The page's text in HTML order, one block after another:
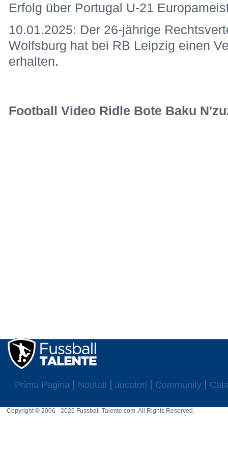
Erfolg über Portugal U-21
10.01.2025: Der 26-jährige
Wolfsburg hat bei RB Leipzig einen
erhalten.
Football Video Ridle Bote Baku
Prima Pagina Noutati Jucatori Community
Copyright © 2006 - 2026 Fussball-Talente.com. All Rights Reserved.